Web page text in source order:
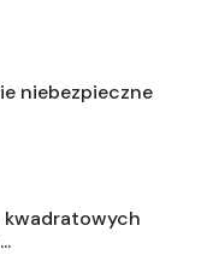
niebezpieczne